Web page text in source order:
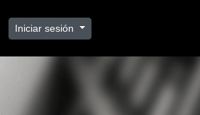
Iniciar sesión